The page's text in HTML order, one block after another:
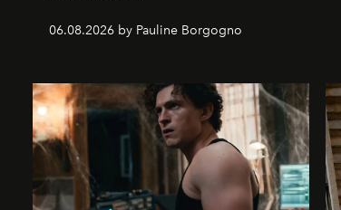
06.08.2026 by Pauline Borgogno